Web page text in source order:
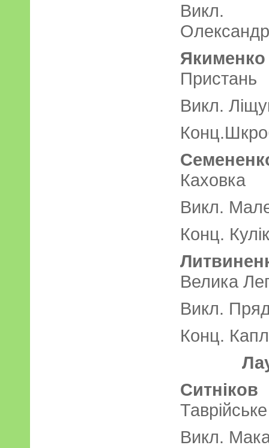
Викл.
Пристань
Викл.
Каховка
Викл.
Конц.
Велика
Викл.
Конц.
Таврійське
Викл.